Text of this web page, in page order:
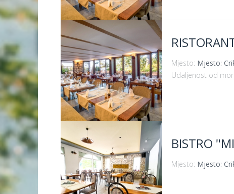
Mjesto: Mjesto:
Udaljenost od
BISTRO
Mjesto: Mjesto: